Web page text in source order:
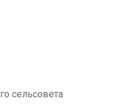
сельсовета